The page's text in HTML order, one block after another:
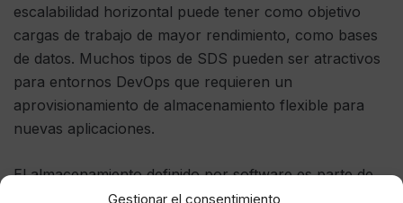
Gestionar el consentimiento
escalabilidad horizontal puede tener como objetivo
cargas de trabajo de mayor rendimiento, como bases
de datos. Muchos tipos de SDS pueden ser atractivos
para entornos DevOps que requieren un
aprovisionamiento de almacenamiento flexible para
nuevas aplicaciones.
El almacenamiento definido por software es parte de
una tendencia industrial más amplia que también